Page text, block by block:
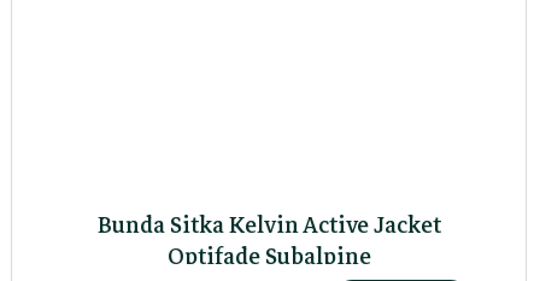
Bunda Sitka Kelvin Active Jacket
Optifade Subalpine